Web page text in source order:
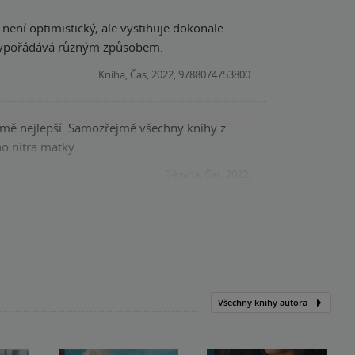
není optimistický, ale vystihuje dokonale
různým způsobem.
Kniha, Čas, 2022, 9788074753800
nejlepší. Samozřejmě všechny knihy z
nitra matky.
Všechny knihy autora